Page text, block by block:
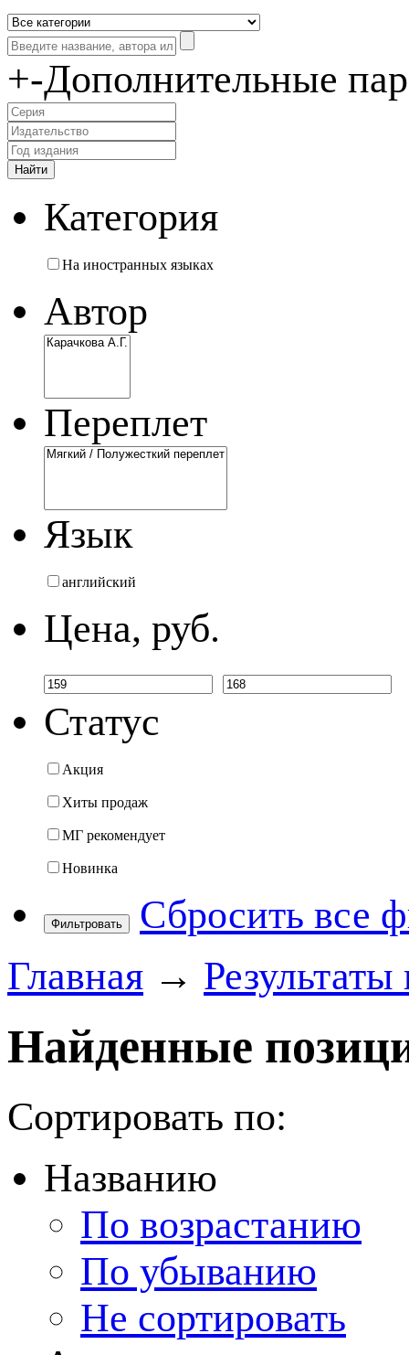
+-Дополнительные
Категория
На иностранных языках
Автор
Переплет
Язык
английский
Цена, руб.
Статус
Акция
Хиты продаж
МГ рекомендует
Новинка
Фильтровать
Сбросить все
Главная →
Найденные
Сортировать по:
Названию
По возрастанию
По убыванию
Не сортировать